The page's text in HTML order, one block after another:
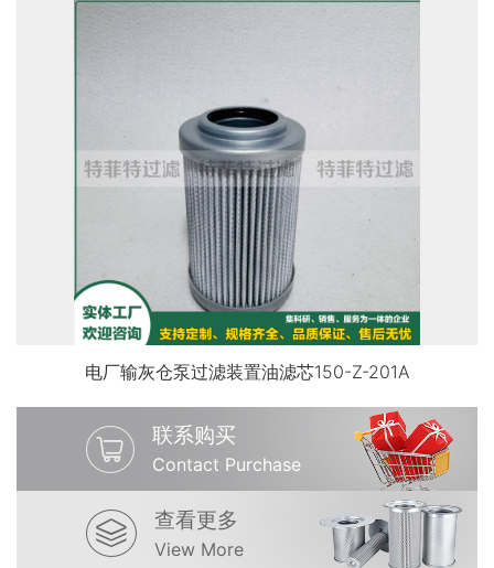
电厂输灰仓泵过滤装置油滤芯150-Z-201A
联系购买
Contact Purchase
查看更多
View More